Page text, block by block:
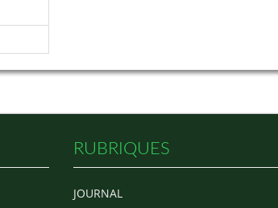
RUBRIQUES
JOURNAL